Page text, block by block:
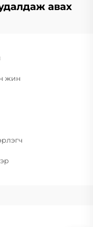
авах
жин